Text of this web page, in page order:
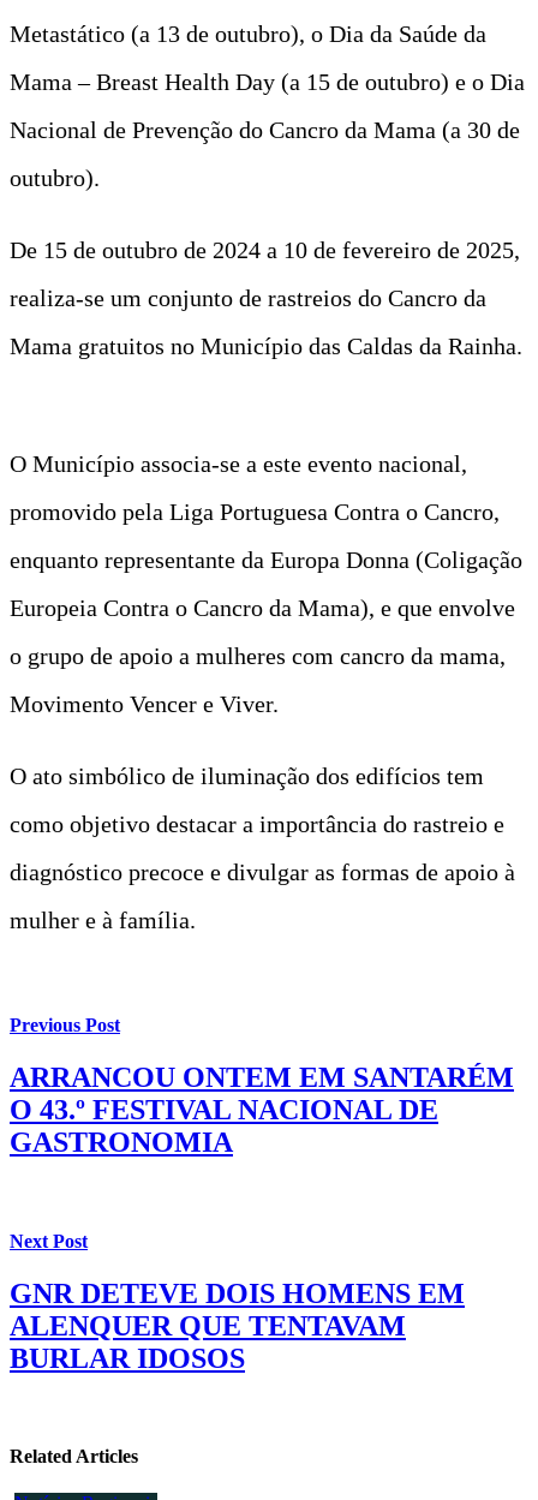
Metastático (a 13 de outubro), o Dia da Saúde da
Mama – Breast Health Day (a 15 de outubro) e o Dia
Nacional de Prevenção do Cancro da Mama (a 30 de
outubro).
De 15 de outubro de 2024 a 10 de fevereiro de 2025,
realiza-se um conjunto de rastreios do Cancro da
Mama gratuitos no Município das Caldas da Rainha.
O Município associa-se a este evento nacional,
promovido pela Liga Portuguesa Contra o Cancro,
enquanto representante da Europa Donna (Coligação
Europeia Contra o Cancro da Mama), e que envolve
o grupo de apoio a mulheres com cancro da mama,
Movimento Vencer e Viver.
O ato simbólico de iluminação dos edifícios tem
como objetivo destacar a importância do rastreio e
diagnóstico precoce e divulgar as formas de apoio à
mulher e à família.
Previous Post
ARRANCOU ONTEM EM SANTARÉM
O 43.º FESTIVAL NACIONAL DE
GASTRONOMIA
Next Post
GNR DETEVE DOIS HOMENS EM
ALENQUER QUE TENTAVAM
BURLAR IDOSOS
Related Articles